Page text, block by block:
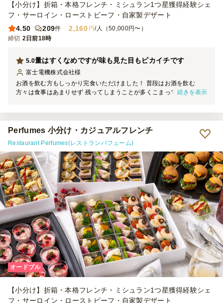
【小分け】折箱・本格フレンチ・ミシュラン1つ星獲得経験シェ
フ・サーロイン・ローストビーフ・自家製デザート
4.50
209件 2,160 円/人（50,000円〜）
締切 2日前18時
量はすくなめですが味も見た目もピカイチです
5.0
富士電機株式会社様
お酒を飲む方もしっかり完食いただけました！ 普段はお酒を飲む
方々は食事はあまりせず 残ってしまうことが多くこまっていまし
です！ 写真のほか、イチゴのムースにゼリー掛けがありました！見
た目もかわいらしく 味も良かったです。
続きを表示
Perfumes 小分け・カジュアルフレンチ
Restaurant Perfumes(レストランパフューム)
オードブル
【小分け】折箱・本格フレンチ・ミシュラン1つ星獲得経験シェ
フ・サーロイン・ローストビーフ・自家製デザート